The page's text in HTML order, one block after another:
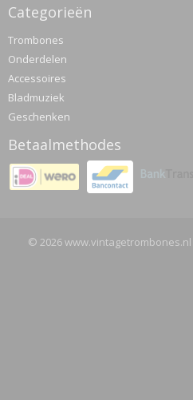
Categorieën
Trombones
Onderdelen
Accessoires
Bladmuziek
Geschenken
Betaalmethodes
© 2026